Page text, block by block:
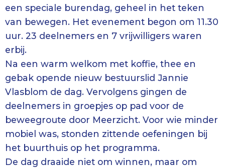
een speciale burendag, geheel in het teken
van bewegen. Het evenement begon om 11.30
uur. 23 deelnemers en 7 vrijwilligers waren
erbij.
Na een warm welkom met koffie, thee en
gebak opende nieuw bestuurslid Jannie
Vlasblom de dag. Vervolgens gingen de
deelnemers in groepjes op pad voor de
beweegroute door Meerzicht. Voor wie minder
mobiel was, stonden zittende oefeningen bij
het buurthuis op het programma.
De dag draaide niet om winnen, maar om